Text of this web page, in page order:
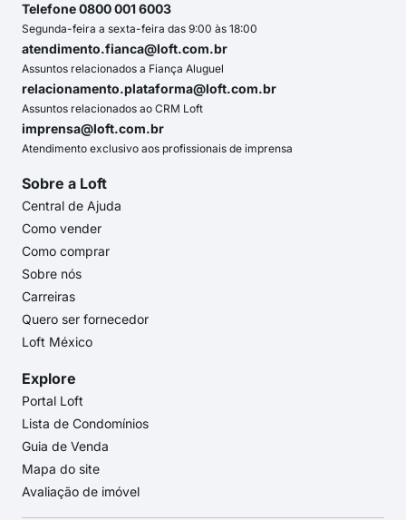
Telefone 0800 001 6003
Segunda-feira a sexta-feira das 9:00 às 18:00
atendimento.fianca@loft.com.br
Assuntos relacionados a Fiança Aluguel
relacionamento.plataforma@loft.com.br
Assuntos relacionados ao CRM Loft
imprensa@loft.com.br
Atendimento exclusivo aos profissionais de imprensa
Sobre a Loft
Central de Ajuda
Como vender
Como comprar
Sobre nós
Carreiras
Quero ser fornecedor
Loft México
Explore
Portal Loft
Lista de Condomínios
Guia de Venda
Mapa do site
Avaliação de imóvel